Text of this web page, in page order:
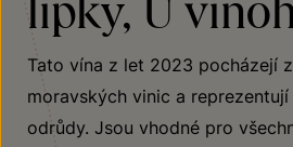
Tato vína z let 2023 pocházejí
moravských vinic a
odrůdy. Jsou vhodné pro